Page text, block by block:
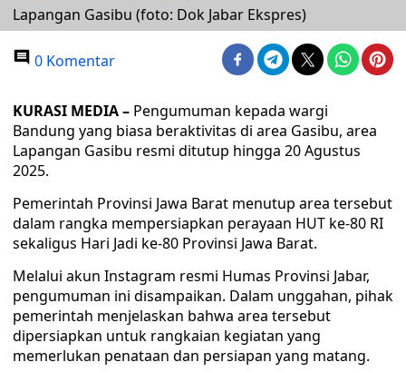
Lapangan Gasibu (foto: Dok Jabar Ekspres)
0 Komentar
KURASI MEDIA – Pengumuman kepada wargi
Bandung yang biasa beraktivitas di area Gasibu, area
Lapangan Gasibu resmi ditutup hingga 20 Agustus
2025.
Pemerintah Provinsi Jawa Barat menutup area tersebut
dalam rangka mempersiapkan perayaan HUT ke-80 RI
sekaligus Hari Jadi ke-80 Provinsi Jawa Barat.
Melalui akun Instagram resmi Humas Provinsi Jabar,
pengumuman ini disampaikan. Dalam unggahan, pihak
pemerintah menjelaskan bahwa area tersebut
dipersiapkan untuk rangkaian kegiatan yang
memerlukan penataan dan persiapan yang matang.